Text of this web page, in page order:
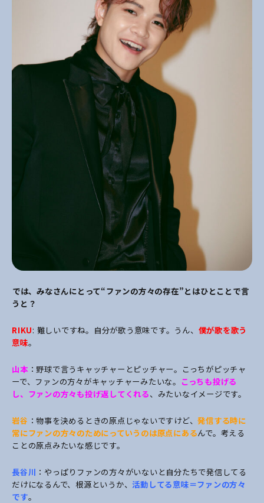
――では、みなさんにとって“ファンの方々の存在”とはひとことで言
うと？
RIKU: 難しいですね。自分が歌う意味です。うん、 僕が歌を歌う
意味。
山本：野球で言うキャッチャーとピッチャー。こっちがピッチャ
ーで、ファンの方々がキャッチャーみたいな。 こっちも投げる
し、ファンの方々も投げ返してくれる、みたいなイメージです。
岩谷 ：物事を決めるときの原点じゃないですけど、発信する時に
常にファンの方々のためにっていうのは原点にあるんで。考える
ことの原点みたいな感じです。
長谷川 ：やっぱりファンの方々がいないと自分たちで発信してる
だけになるんで、根源というか、活動してる意味＝ファンの方々
です。